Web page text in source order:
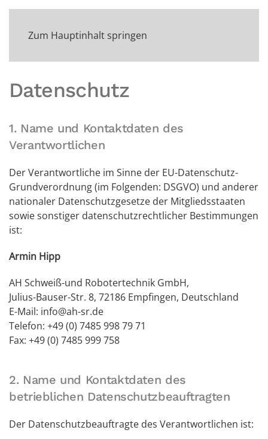
Zum Hauptinhalt springen
Datenschutz
1. Name und Kontaktdaten des
Verantwortlichen
Der Verantwortliche im Sinne der EU-Datenschutz-
Grundverordnung (im Folgenden: DSGVO) und anderer
nationaler Datenschutzgesetze der Mitgliedsstaaten
sowie sonstiger datenschutzrechtlicher Bestimmungen
ist:
Armin Hipp
AH Schweiß-und Robotertechnik GmbH,
Julius-Bauser-Str. 8, 72186 Empfingen, Deutschland
E-Mail: info@ah-sr.de
Telefon: +49 (0) 7485 998 79 71
Fax: +49 (0) 7485 999 758
2. Name und Kontaktdaten des
betrieblichen Datenschutzbeauftragten
Der Datenschutzbeauftragte des Verantwortlichen ist: